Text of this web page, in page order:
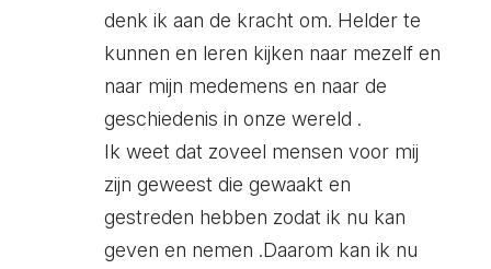
denk ik aan de kracht om. Helder te
kunnen en leren kijken naar mezelf en
naar mijn medemens en naar de
geschiedenis in onze wereld .
Ik weet dat zoveel mensen voor mij
zijn geweest die gewaakt en
gestreden hebben zodat ik nu kan
geven en nemen .Daarom kan ik nu